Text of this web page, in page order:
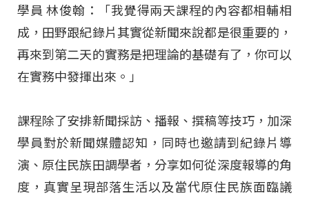
學員 林俊翰：「我覺得兩天課程的內容都相輔相
成，田野跟紀錄片其實從新聞來說都是很重要的，
再來到第二天的實務是把理論的基礎有了，你可以
在實務中發揮出來。」
課程除了安排新聞採訪、播報、撰稿等技巧，加深
學員對於新聞媒體認知，同時也邀請到紀錄片導
演、原住民族田調學者，分享如何從深度報導的角
度，真實呈現部落生活以及當代原住民族面臨議